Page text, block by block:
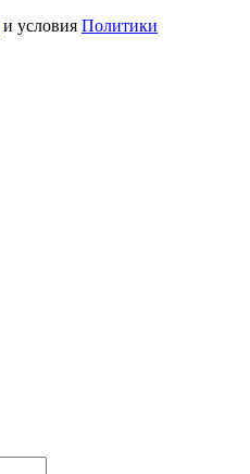
и условия Политики